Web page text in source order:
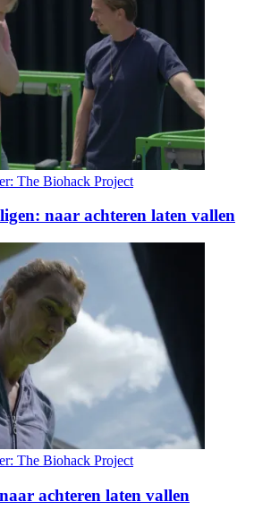
The Biohack Project
naar achteren laten vallen
The Biohack Project
achteren laten vallen